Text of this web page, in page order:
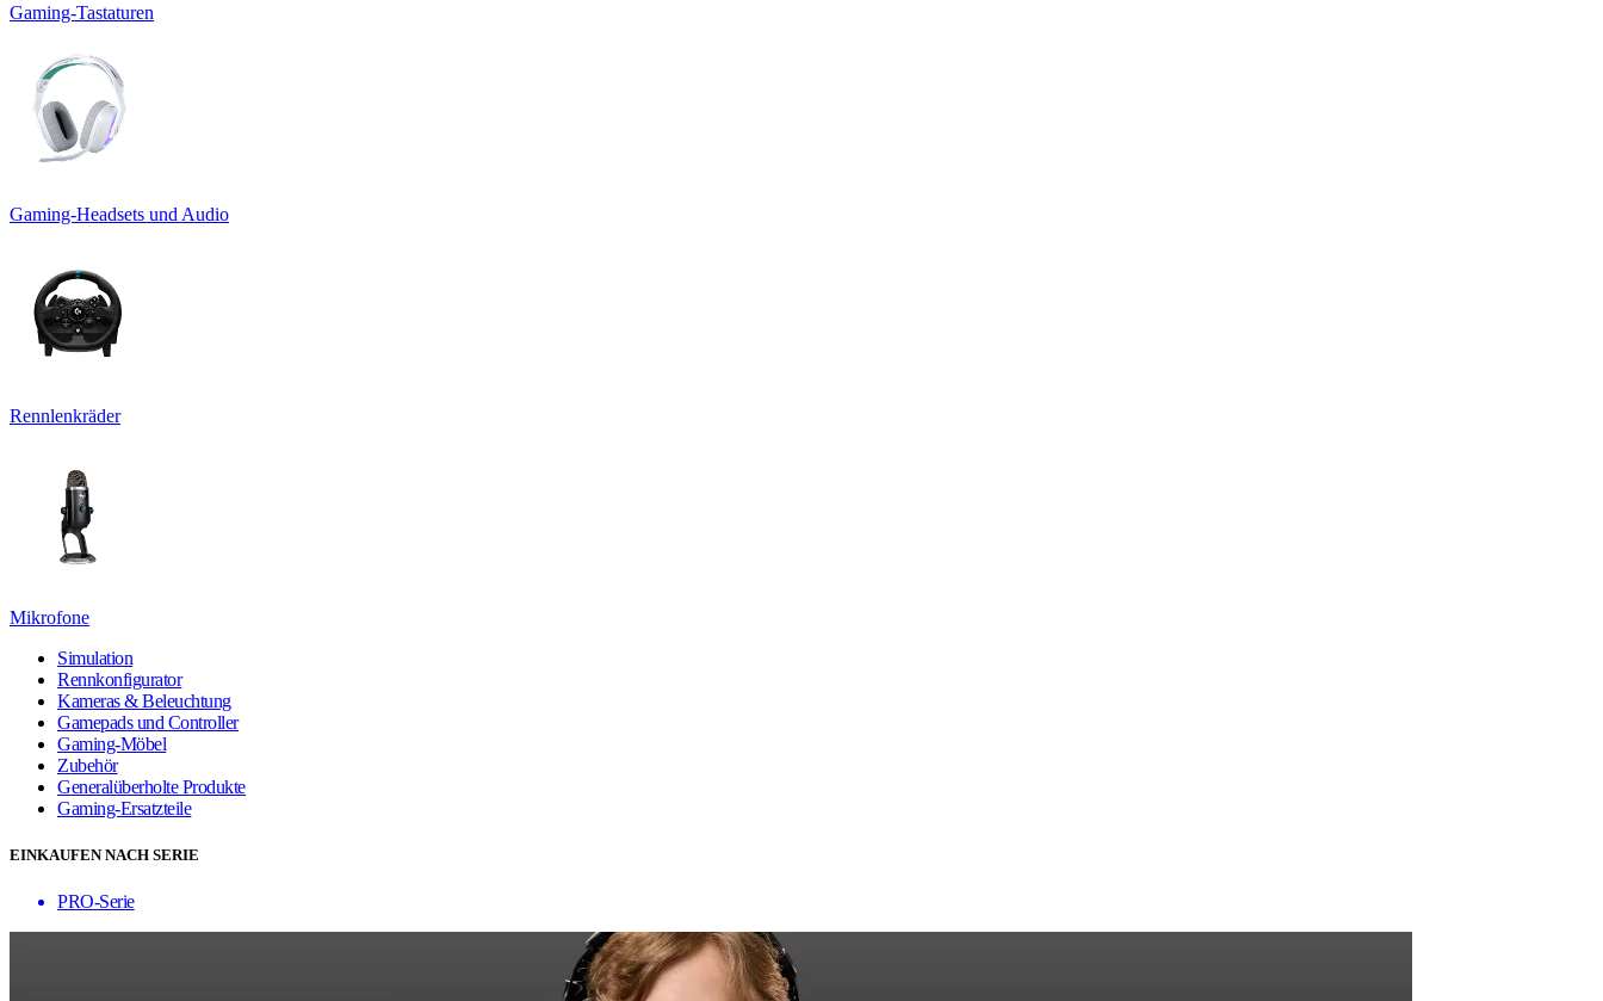
Gaming-Tastaturen
Gaming-Headsets und Audio
Rennlenkräder
Mikrofone
Simulation
Rennkonfigurator
Kameras & Beleuchtung
Gamepads und Controller
Gaming-Möbel
Zubehör
Generalüberholte Produkte
Gaming-Ersatzteile
EINKAUFEN NACH SERIE
PRO-Serie